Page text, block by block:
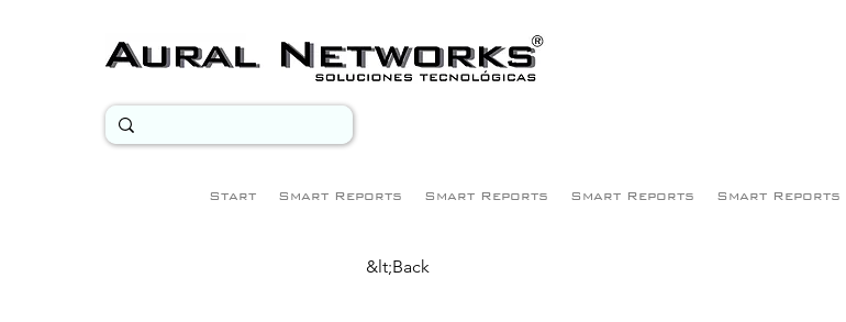
Start Smart Reports Smart Reports Smart Reports Smart Reports
&lt;Back